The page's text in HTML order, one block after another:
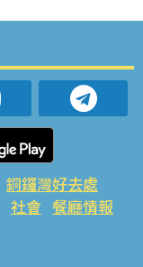
銅鑼灣好去處
社會 餐廳情報